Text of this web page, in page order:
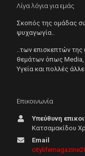
Λίγα λόγια για εμάς
Σκοπός της ομάδας
ψυχαγωγία..
..των επισκεπτών
θεμάτων όπως Μedia,
Υγεία και πολλές
Επικοινωνία
Υπεύθυνη
Κατσαμακίδου
Email